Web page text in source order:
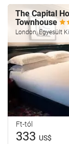
The Capital
Townhouse
London, Egyesült
Ft-tól
333 US$